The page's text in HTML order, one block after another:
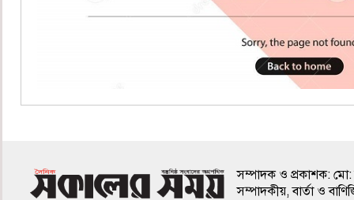
সম্পাদক ও প্রকাশক: মো:
সম্পাদকীয়, বার্তা ও